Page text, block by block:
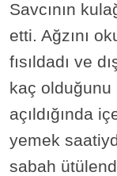
Savcının
etti. Ağzını
fısıldadı ve
kaç olduğunu
açıldığında
yemek
sabah